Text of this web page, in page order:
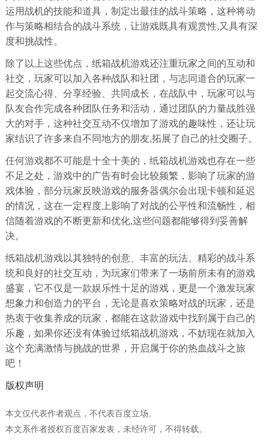
运用战机的技能和道具，制定出最佳的战斗策略，这种将动
作与策略相结合的战斗系统，让游戏既具有观赏性,又具有深
度和挑战性。
除了以上这些优点，纸箱战机游戏还注重玩家之间的互动和
社交，玩家可以加入各种战队和社团，与志同道合的玩家一
起交流心得、分享经验、共同成长，在战队中，玩家可以与
队友合作完成各种团队任务和活动，通过团队的力量战胜强
大的对手，这种社交互动不仅增加了游戏的趣味性，还让玩
家结识了许多来自不同地方的朋友,拓展了自己的社交圈子。
任何游戏都不可能是十全十美的，纸箱战机游戏也存在一些
不足之处，游戏中的广告有时会比较频繁，影响了玩家的游
戏体验，部分玩家反映游戏的服务器偶尔会出现卡顿和延迟
的情况，这在一定程度上影响了对战的公平性和流畅性，相
信随着游戏的不断更新和优化,这些问题都能够得到妥善解
决。
纸箱战机游戏以其独特的创意、丰富的玩法、精彩的战斗系
统和良好的社交互动，为玩家们带来了一场前所未有的游戏
盛宴，它不仅是一款娱乐性十足的游戏，更是一个激发玩家
想象力和创造力的平台，无论是喜欢策略对战的玩家，还是
热衷于收集养成的玩家，都能在这款游戏中找到属于自己的
乐趣，如果你还没有体验过纸箱战机游戏，不妨现在就加入
这个充满激情与挑战的世界，开启属于你的热血战斗之旅
吧！
版权声明
本文仅代表作者观点，不代表百度立场。
本文系作者授权百度百家发表，未经许可，不得转载。